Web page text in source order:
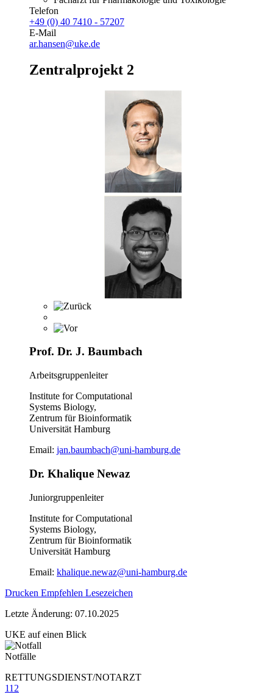
Telefon
+49 (0) 40 7410 - 57207
E-Mail
ar.hansen@uke.de
Zentralprojekt 2
Prof. Dr. J. Baumbach
Arbeitsgruppenleiter
Institute for Computational
Systems Biology,
Zentrum für Bioinformatik
Universität Hamburg
Email: jan.baumbach@uni-hamburg.de
Dr. Khalique Newaz
Juniorgruppenleiter
Institute for Computational
Systems Biology,
Zentrum für Bioinformatik
Universität Hamburg
Email: khalique.newaz@uni-hamburg.de
Drucken Empfehlen Lesezeichen
Letzte Änderung: 07.10.2025
UKE auf einen Blick
Notfälle
RETTUNGSDIENST/NOTARZT
112